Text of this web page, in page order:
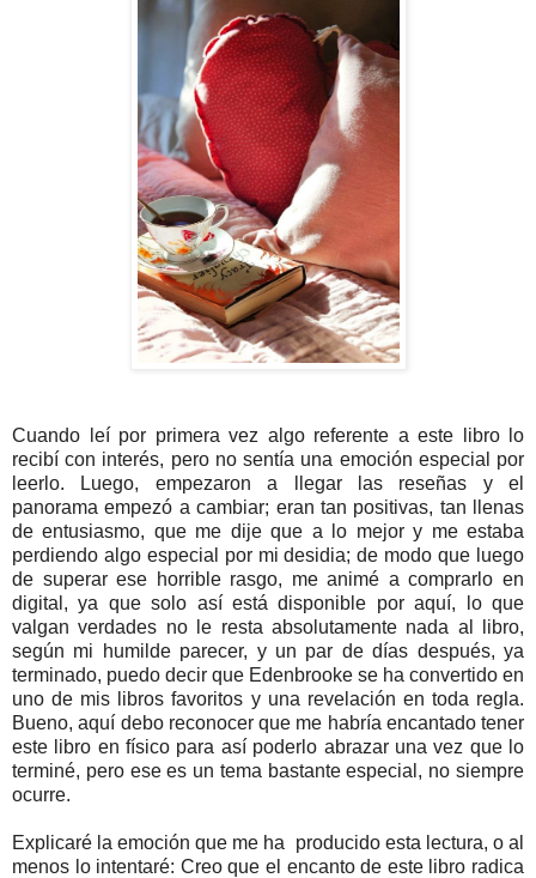
Cuando leí por primera vez algo referente a este libro lo
recibí con interés, pero no sentía una emoción especial por
leerlo. Luego, empezaron a llegar las reseñas y el
panorama empezó a cambiar; eran tan positivas, tan llenas
de entusiasmo, que me dije que a lo mejor y me estaba
perdiendo algo especial por mi desidia; de modo que luego
de superar ese horrible rasgo, me animé a comprarlo en
digital, ya que solo así está disponible por aquí, lo que
valgan verdades no le resta absolutamente nada al libro,
según mi humilde parecer, y un par de días después, ya
terminado, puedo decir que Edenbrooke se ha convertido en
uno de mis libros favoritos y una revelación en toda regla.
Bueno, aquí debo reconocer que me habría encantado tener
este libro en físico para así poderlo abrazar una vez que lo
terminé, pero ese es un tema bastante especial, no siempre
ocurre.
Explicaré la emoción que me ha producido esta lectura, o al
menos lo intentaré: Creo que el encanto de este libro radica